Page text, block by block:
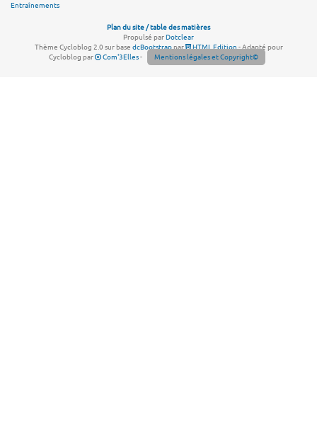
Entraînements
Plan du site / table des matières
Propulsé parDotclear
Thème Cycloblog 2.0 sur base dcBootstrappar HTML Edition- Adapté pour
Cycloblog par
Com'3Elles- Mentions légales et Copyright©